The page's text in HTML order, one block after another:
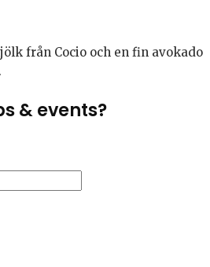
från Cocio och en fin avokado
& events?